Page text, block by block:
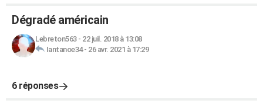
Dégradé américain
Lebreton563- 22 juil. 2018 à 13:08
Iantanoe34- 26 avr. 2021 à 17:29
6 réponses